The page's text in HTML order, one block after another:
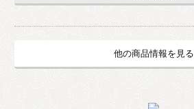
他の商品情報を見る